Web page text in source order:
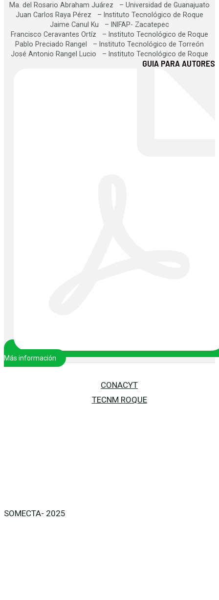
Ma. del Rosario Abraham Juárez – Universidad de Guanajuato
Juan Carlos Raya Pérez – Instituto Tecnológico de Roque
Jaime Canul Ku – INIFAP- Zacatepec
Francisco Ceravantes Ortíz – Instituto Tecnológico de Roque
Pablo Preciado Rangel – Instituto Tecnológico de Torreón
José Antonio Rangel Lucio – Instituto Tecnológico de Roque
GUIA PARA AUTORES
Más información
CONACYT
TECNM ROQUE
SOMECTA- 2025